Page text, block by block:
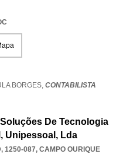
BORGES, CONTABILISTA
De Tecnologia
Unipessoal, Lda
1250-087, CAMPO OURIQUE